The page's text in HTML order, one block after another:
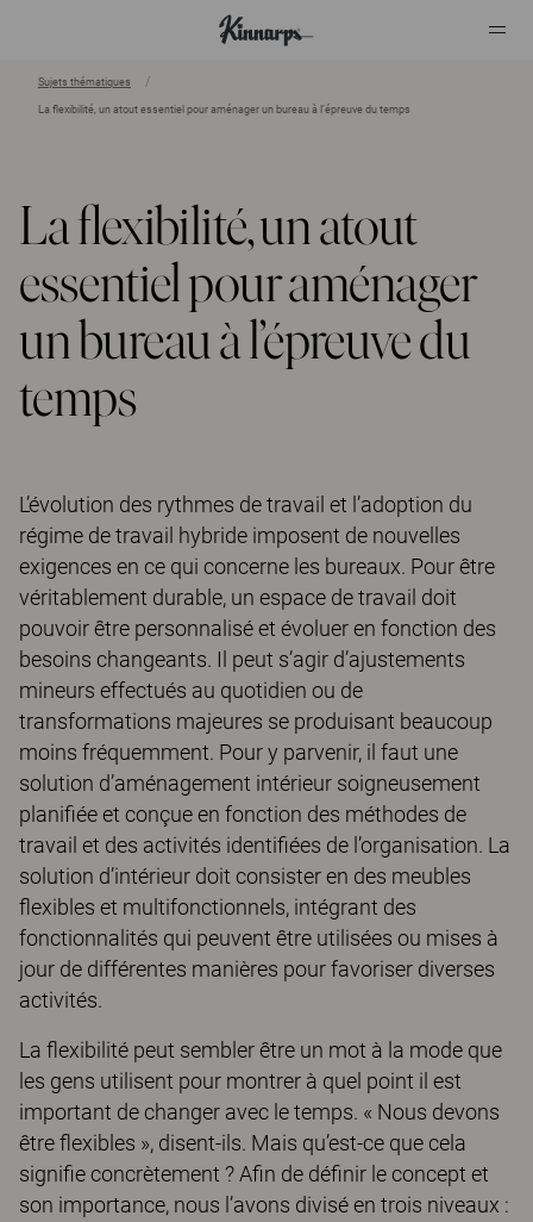
Sujets thématiques
La flexibilité, un atout essentiel pour aménager un bureau à l’épreuve du temps
La flexibilité, un atout
essentiel pour aménager
un bureau à l’épreuve du
temps
L’évolution des rythmes de travail et l’adoption du
régime de travail hybride imposent de nouvelles
exigences en ce qui concerne les bureaux. Pour être
véritablement durable, un espace de travail doit
pouvoir être personnalisé et évoluer en fonction des
besoins changeants. Il peut s’agir d’ajustements
mineurs effectués au quotidien ou de
transformations majeures se produisant beaucoup
moins fréquemment. Pour y parvenir, il faut une
solution d’aménagement intérieur soigneusement
planifiée et conçue en fonction des méthodes de
travail et des activités identifiées de l’organisation. La
solution d’intérieur doit consister en des meubles
flexibles et multifonctionnels, intégrant des
fonctionnalités qui peuvent être utilisées ou mises à
jour de différentes manières pour favoriser diverses
activités.
La flexibilité peut sembler être un mot à la mode que
les gens utilisent pour montrer à quel point il est
important de changer avec le temps. « Nous devons
être flexibles », disent-ils. Mais qu’est-ce que cela
signifie concrètement ? Afin de définir le concept et
son importance, nous l’avons divisé en trois niveaux :